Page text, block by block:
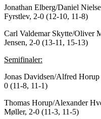
Jonathan Elberg/Daniel
Fyrstlev, 2-0 (12-10, 11-8)
Carl Valdemar Skytte/Oliver
Jensen, 2-0 (13-11, 15-13)
Semifinaler:
Jonas Davidsen/Alfred
0 (11-8, 11-1)
Thomas Horup/Alexander
Møller, 2-0 (11-3, 11-5)